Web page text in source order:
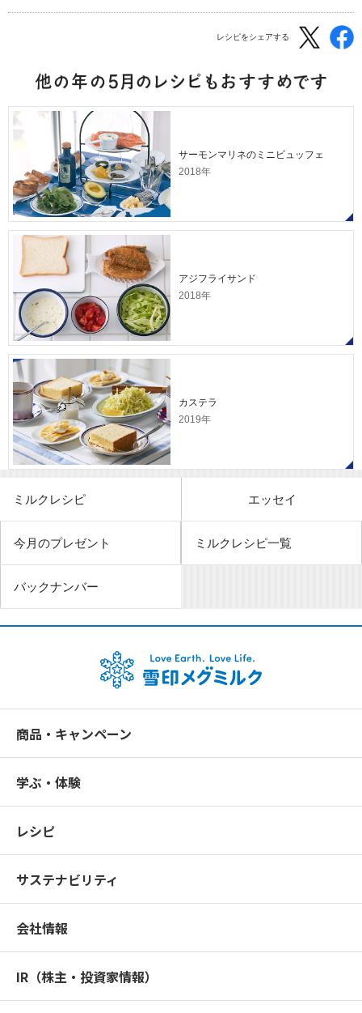
レシピをシェアする
サーモンマリネのミニビュッフェ
2018年
アジフライサンド
2018年
カステラ
2019年
ミルクレシピ エッセイ
今月のプレゼント ミルクレシピ一覧
バックナンバー
商品・キャンペーン
学ぶ・体験
レシピ
サステナビリティ
会社情報
IR（株主・投資家情報）